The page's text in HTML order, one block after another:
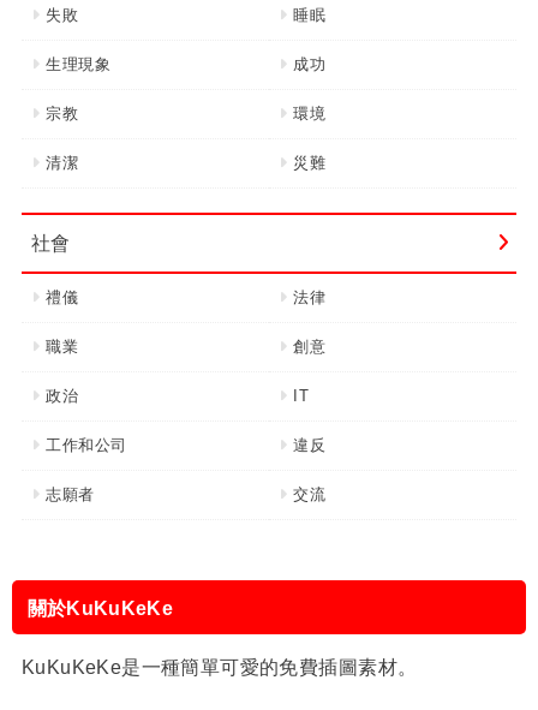
失敗 睡眠
生理現象 成功
宗教 環境
清潔 災難
社會
禮儀 法律
職業 創意
政治 IT
工作和公司 違反
志願者 交流
關於KuKuKeKe
KuKuKeKe是一種簡單可愛的免費插圖素材。